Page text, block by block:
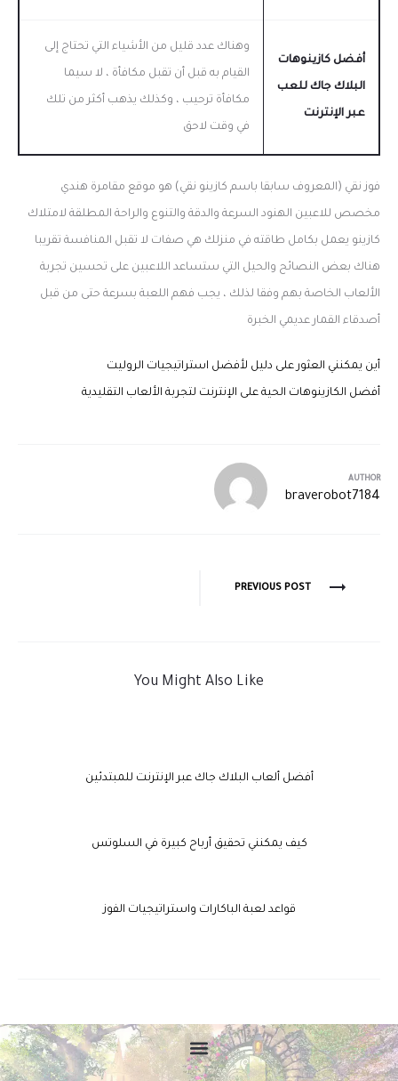
أفضل كازينوهات
البلاك جاك للعب
عبر الإنترنت
وهناك عدد قليل من الأشياء التي تحتاج إلى
القيام به قبل أن تقبل مكافأة ، لا سيما
مكافأة ترحيب ، وكذلك يذهب أكثر من تلك
في وقت لاحق
فوز نقي (المعروف سابقا باسم كازينو نقي) هو موقع مقامرة هندي
مخصص للاعبين الهنود السرعة والدقة والتنوع والراحة المطلقة لامتلاك
كازينو يعمل بكامل طاقته في منزلك هي صفات لا تقبل المنافسة تقريبا
هناك بعض النصائح والحيل التي ستساعد اللاعبين على تحسين تجربة
الألعاب الخاصة بهم وفقا لذلك ، يجب فهم اللعبة بسرعة حتى من قبل
أصدقاء القمار عديمي الخبرة
أين يمكنني العثور على دليل لأفضل استراتيجيات الروليت
أفضل الكازينوهات الحية على الإنترنت لتجربة الألعاب التقليدية
AUTHOR
braverobot7184
PREVIOUS POST
You Might Also Like
أفضل ألعاب البلاك جاك عبر الإنترنت للمبتدئين
كيف يمكنني تحقيق أرباح كبيرة في السلوتس
قواعد لعبة الباكارات واستراتيجيات الفوز